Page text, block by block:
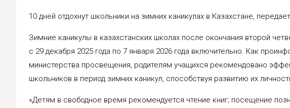
10 дней отдохнут школьники на зимних каникулах в Казахстане,
Зимние каникулы в казахстанских школах после окончания второй
с 29 декабря 2025 года по 7 января 2026 года включительно. Как
министерства просвещения, родителям учащихся рекомендовано
школьников в период зимних каникул, способствуя развитию их
«Детям в свободное время рекомендуется чтение книг; посещение